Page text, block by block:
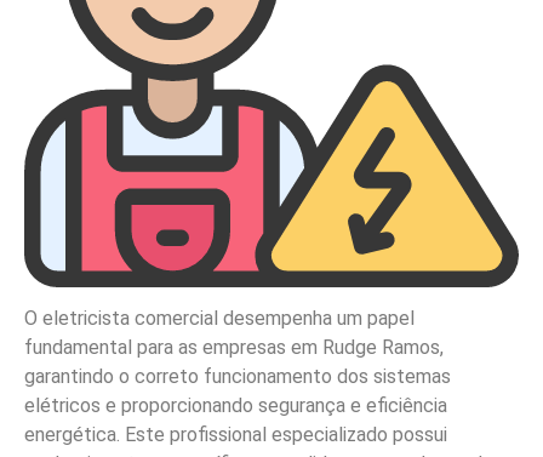
O eletricista comercial desempenha um papel
fundamental para as empresas em Rudge Ramos,
garantindo o correto funcionamento dos sistemas
elétricos e proporcionando segurança e eficiência
energética. Este profissional especializado possui